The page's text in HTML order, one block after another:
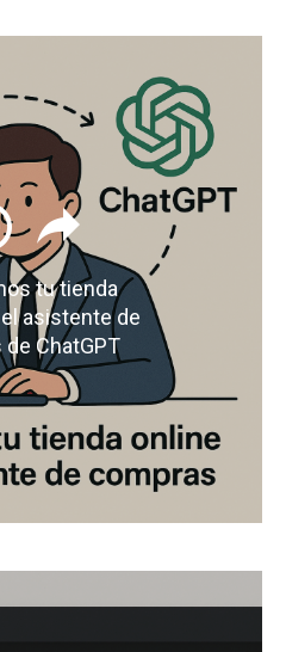
tu tienda
asistente de
ChatGPT